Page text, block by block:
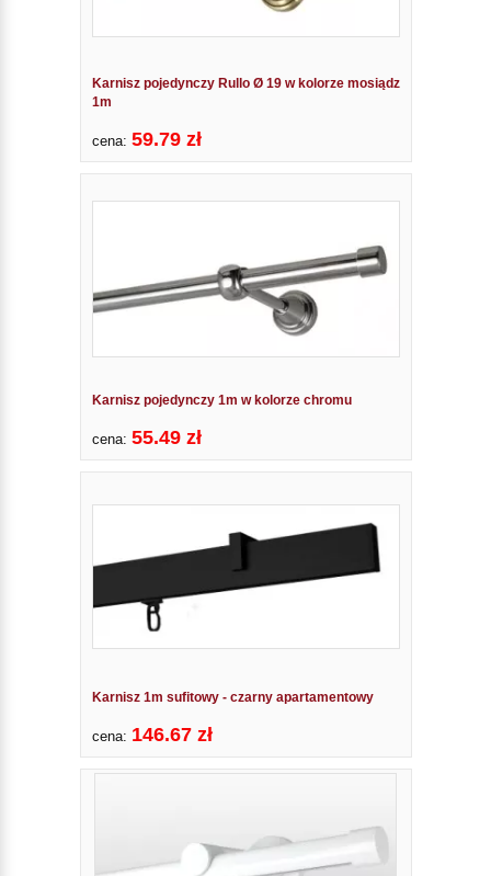
Karnisz pojedynczy Rullo Ø 19 w kolorze mosiądz
1m
cena: 59.79 zł
Karnisz pojedynczy 1m w kolorze chromu
cena: 55.49 zł
Karnisz 1m sufitowy - czarny apartamentowy
cena: 146.67 zł